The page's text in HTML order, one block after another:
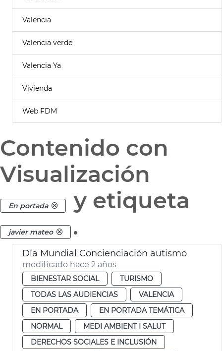
Valencia
Valencia verde
Valencia Ya
Vivienda
Web FDM
Contenido con
Visualización
En portada y etiqueta
javier mateo .
Día Mundial Concienciación autismo
modificado hace 2 años
BIENESTAR SOCIAL
TURISMO
TODAS LAS AUDIENCIAS
VALENCIA
EN PORTADA
EN PORTADA TEMÁTICA
NORMAL
MEDI AMBIENT I SALUT
DERECHOS SOCIALES E INCLUSIÓN